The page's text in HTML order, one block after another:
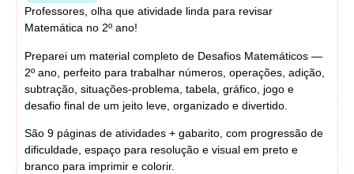
Professores, olha que atividade linda para revisar
Matemática no 2º ano!
Preparei um material completo de Desafios Matemáticos —
2º ano, perfeito para trabalhar números, operações, adição,
subtração, situações-problema, tabela, gráfico, jogo e
desafio final de um jeito leve, organizado e divertido.
São 9 páginas de atividades + gabarito, com progressão de
dificuldade, espaço para resolução e visual em preto e
branco para imprimir e colorir.